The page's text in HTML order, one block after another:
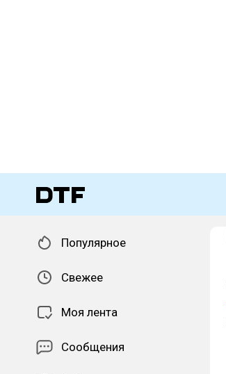
Популярное
Свежее
Моя лента
Сообщения